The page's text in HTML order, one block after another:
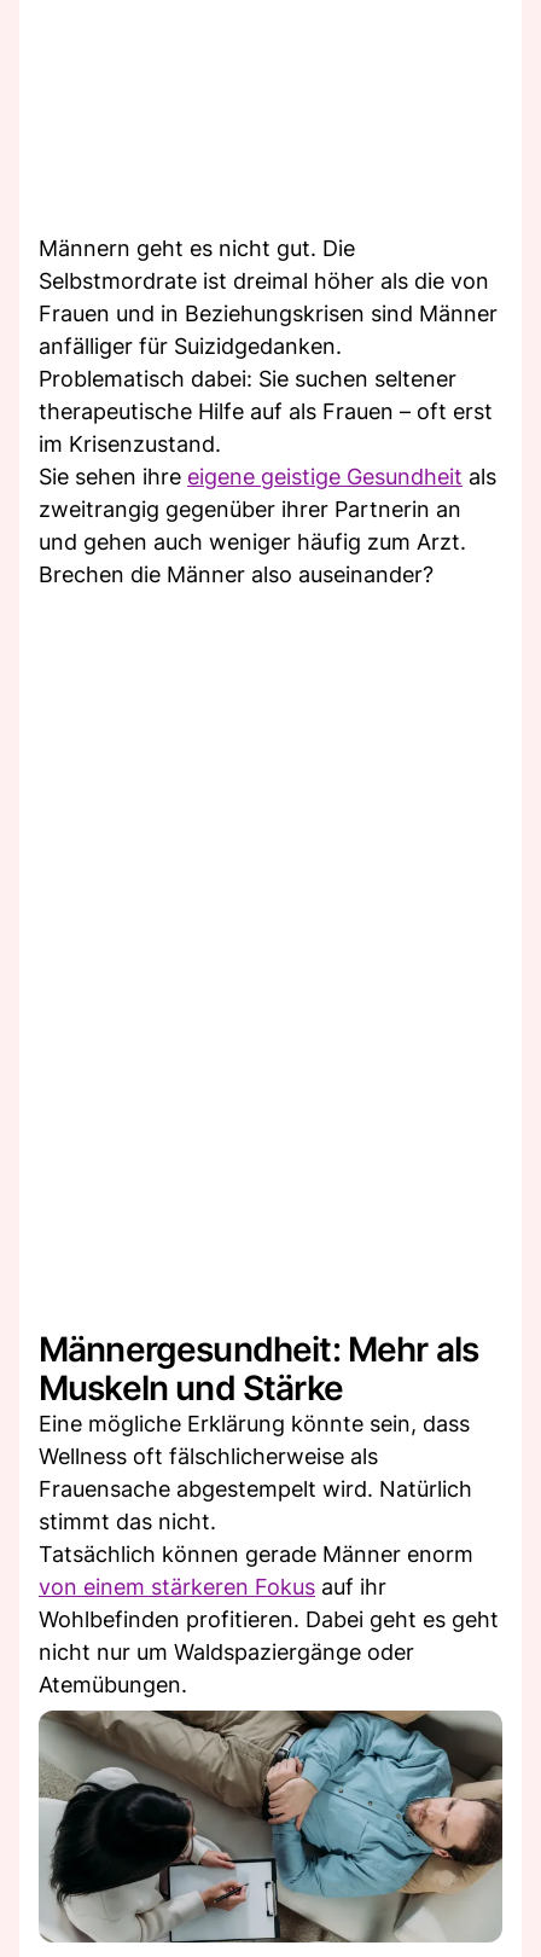
Männern geht es nicht gut. Die
Selbstmordrate ist dreimal höher als die von
Frauen und in Beziehungskrisen sind Männer
anfälliger für Suizidgedanken.
Problematisch dabei: Sie suchen seltener
therapeutische Hilfe auf als Frauen – oft erst
im Krisenzustand.
Sie sehen ihre eigene geistige Gesundheit als
zweitrangig gegenüber ihrer Partnerin an
und gehen auch weniger häufig zum Arzt.
Brechen die Männer also auseinander?
Männergesundheit: Mehr als
Muskeln und Stärke
Eine mögliche Erklärung könnte sein, dass
Wellness oft fälschlicherweise als
Frauensache abgestempelt wird. Natürlich
stimmt das nicht.
Tatsächlich können gerade Männer enorm
von einem stärkeren Fokus auf ihr
Wohlbefinden profitieren. Dabei geht es geht
nicht nur um Waldspaziergänge oder
Atemübungen.